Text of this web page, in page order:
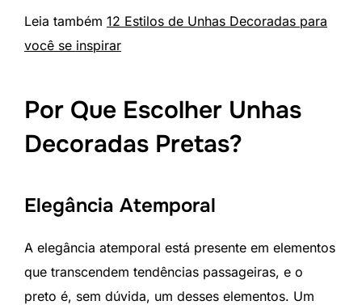
Leia também 12 Estilos de Unhas Decoradas para
você se inspirar
Por Que Escolher Unhas
Decoradas Pretas?
Elegância Atemporal
A elegância atemporal está presente em elementos
que transcendem tendências passageiras, e o
preto é, sem dúvida, um desses elementos. Um